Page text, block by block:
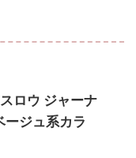
ロウ ジャーナ
ージュ系カラ